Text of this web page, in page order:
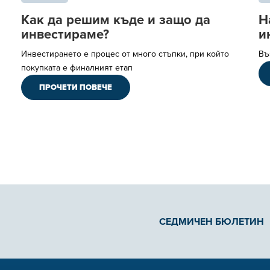
Как да решим къде и защо да
инвестираме?
Инвестирането е процес от много стъпки, при който
покупката е финалният етап
ПРОЧЕТИ ПОВЕЧЕ
СЕДМИЧЕН БЮЛЕТИН